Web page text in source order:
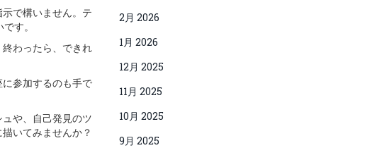
で構いません。テ
す。
わったら、できれ
参加するのも手で
や、自己発見のツ
いてみませんか？
2月 2026
1月 2026
12月 2025
11月 2025
10月 2025
9月 2025